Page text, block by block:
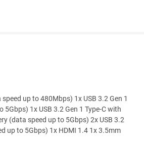
up to 480Mbps) 1x USB 3.2 Gen 1
5Gbps) 1x USB 3.2 Gen 1 Type-C with
(data speed up to 5Gbps) 2x USB 3.2
up to 5Gbps) 1x HDMI 1.4 1x 3.5mm